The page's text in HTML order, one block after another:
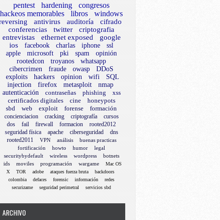
pentest
hardening
congresos
hackeos memorables
libros windows
antivirus auditoría
cifrado
conferencias
twitter
criptografia
entrevistas
ethernet exposed
google
ios
facebook charlas iphone
ssl
apple
microsoft pki spam
opinión
rootedcon
troyanos
whatsapp
cibercrimen
fraude owasp
DDoS
exploits
hackers opinion wifi
SQL
injection
firefox metasploit
nmap
autenticación
contraseñas phishing
xss
certificados digitales
cine
honeypots
sbd
web exploit forense formación
concienciacion cracking criptografía
cursos
dos
fail firewall formacion
rooted2012
seguridad física
apache ciberseguridad
dns
rooted2011
VPN análisis
buenas practicas
fortificación
howto humor
legal
securitybydefault
wireless wordpress
botnets
ids
moviles programación wargame
Mac OS
X
TOR adobe ataques fuerza bruta
backdoors
colombia
defaces forensic información
redes
securizame
seguridad perimetral servicios sbd
ARCHIVO